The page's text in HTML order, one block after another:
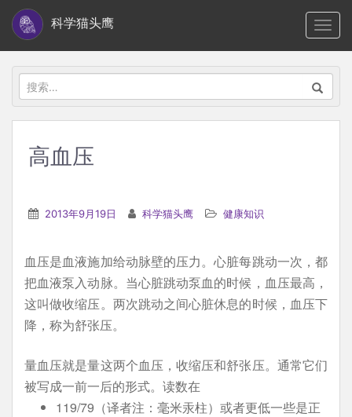
i
科学猫头鹰
搜
索：
高血压
2013年9月19日 科学猫头鹰 健康知识
血压是血液施加给动脉壁的压力。心脏每跳动一次，都
把血液泵入动脉。当心脏跳动泵血的时候，血压最高，
这叫做收缩压。两次跳动之间心脏休息的时候，血压下
降，称为舒张压。
量血压就是量这两个血压，收缩压和舒张压。通常它们
被写成一前一后的形式。读数在
119/79（译者注：毫米汞柱）或者更低一些是正